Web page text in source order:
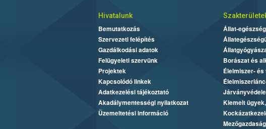
Hivatalunk
Bemutatkozás
Szervezeti felépítés
Gazdálkodási adatok
Felügyeleti szervünk
Projektek
Kapcsolódó linkek
Adatkezelési tájékoztató
Akadálymentességi nyilatkozat
Üzemeltetési információ
Állat-
Borászat és
Élelmiszer-
Kiemelt